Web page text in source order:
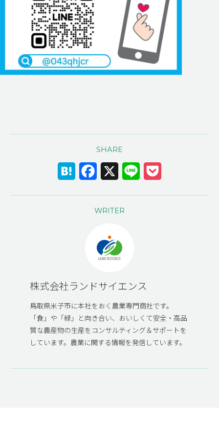
SHARE
Hatena Facebook Line
WRITER
株式会社ランドサイエンス
鳥取県米子市に本社をおく農業専門商社です。
「食」や「緑」と向き合い、おいしくて安全・高品
質な農産物の生産をコンサルティング＆サポートを
しています。農業に関する情報を発信しています。